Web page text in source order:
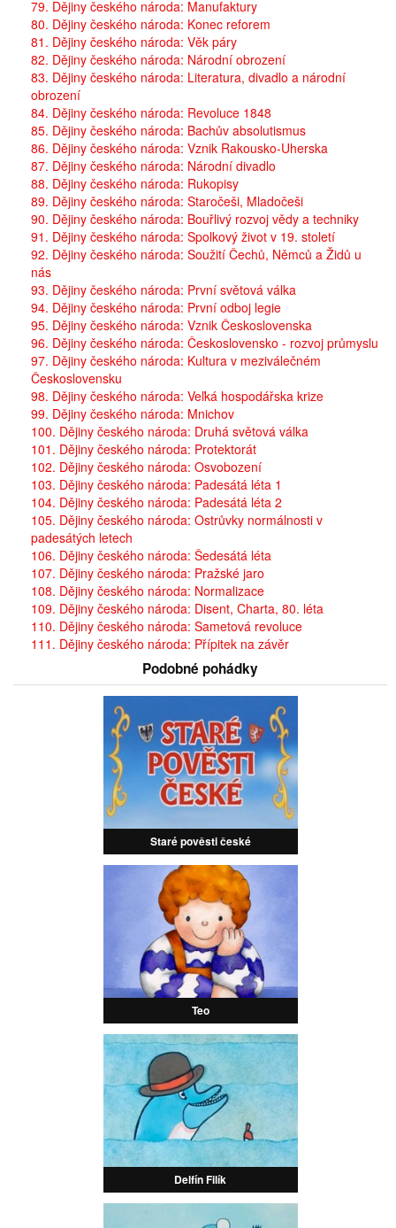
79. Dějiny českého národa: Manufaktury
80. Dějiny českého národa: Konec reforem
81. Dějiny českého národa: Věk páry
82. Dějiny českého národa: Národní obrození
83. Dějiny českého národa: Literatura, divadlo a národní
obrození
84. Dějiny českého národa: Revoluce 1848
85. Dějiny českého národa: Bachův absolutismus
86. Dějiny českého národa: Vznik Rakousko-Uherska
87. Dějiny českého národa: Národní divadlo
88. Dějiny českého národa: Rukopisy
89. Dějiny českého národa: Staročeši, Mladočeši
90. Dějiny českého národa: Bouřlivý rozvoj vědy a techniky
91. Dějiny českého národa: Spolkový život v 19. století
92. Dějiny českého národa: Soužití Čechů, Němců a Židů u
nás
93. Dějiny českého národa: První světová válka
94. Dějiny českého národa: První odboj legie
95. Dějiny českého národa: Vznik Československa
96. Dějiny českého národa: Československo - rozvoj průmyslu
97. Dějiny českého národa: Kultura v meziválečném
Československu
98. Dějiny českého národa: Veľká hospodářska krize
99. Dějiny českého národa: Mnichov
100. Dějiny českého národa: Druhá světová válka
101. Dějiny českého národa: Protektorát
102. Dějiny českého národa: Osvobození
103. Dějiny českého národa: Padesátá léta 1
104. Dějiny českého národa: Padesátá léta 2
105. Dějiny českého národa: Ostrůvky normálnosti v
padesátých letech
106. Dějiny českého národa: Šedesátá léta
107. Dějiny českého národa: Pražské jaro
108. Dějiny českého národa: Normalizace
109. Dějiny českého národa: Disent, Charta, 80. léta
110. Dějiny českého národa: Sametová revoluce
111. Dějiny českého národa: Přípitek na závěr
Podobné pohádky
Staré pověsti české
Teo
Delfín Filík